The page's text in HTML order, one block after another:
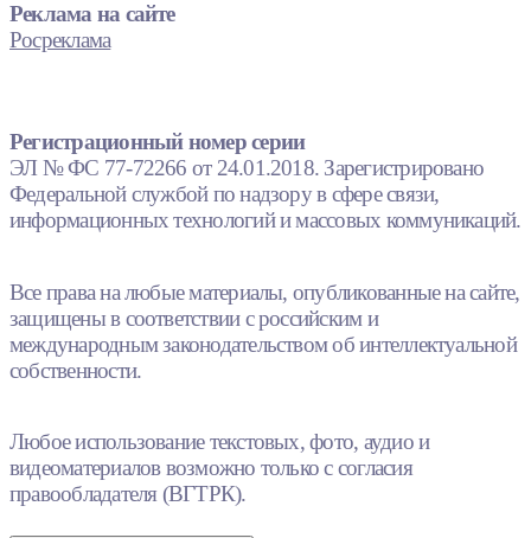
Реклама на сайте
Росреклама
Регистрационный номер серии
ЭЛ № ФС 77-72266 от 24.01.2018. Зарегистрировано
Федеральной службой по надзору в сфере связи,
информационных технологий и массовых коммуникаций.
Все права на любые материалы, опубликованные на сайте,
защищены в соответствии с российским и
международным законодательством об интеллектуальной
собственности.
Любое использование текстовых, фото, аудио и
видеоматериалов возможно только с согласия
правообладателя (ВГТРК).